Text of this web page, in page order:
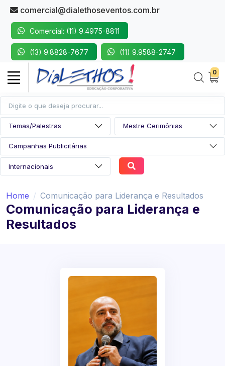
comercial@dialethoseventos.com.br
Comercial: (11) 9.4975-8811
(13) 9.8828-7677 (11) 9.9588-2747
0
Home Comunicação para Liderança e Resultados
Comunicação para Liderança e
Resultados